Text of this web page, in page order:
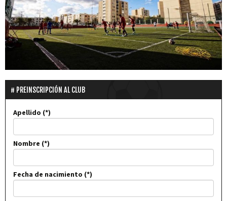
PREINSCRIPCIÓN AL CLUB
Apellido
Nombre
Fecha de nacimiento